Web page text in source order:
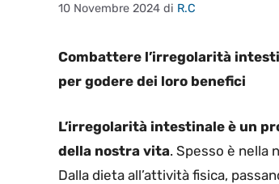
10 Novembre 2024 di R.C
Combattere l’irregolarità
per godere dei loro benefici
L’irregolarità intestinale è un
della nostra vita. Spesso è nella
Dalla dieta all’attività fisica,